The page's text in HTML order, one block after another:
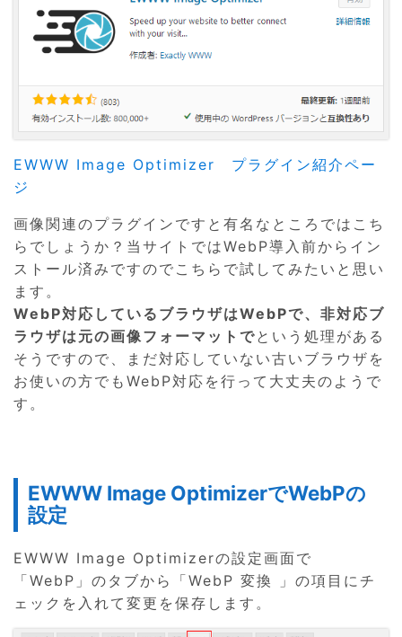
EWWW Image Optimizer プラグイン紹介ペー
ジ
画像関連のプラグインですと有名なところではこち
らでしょうか？当サイトではWebP導入前からイン
ストール済みですのでこちらで試してみたいと思い
ます。
WebP対応しているブラウザはWebPで、非対応ブ
ラウザは元の画像フォーマットでという処理がある
そうですので、まだ対応していない古いブラウザを
お使いの方でもWebP対応を行って大丈夫のようで
す。
EWWW Image OptimizerでWebPの
設定
EWWW Image Optimizerの設定画面で
「WebP」のタブから「WebP 変換 」の項目にチ
ェックを入れて変更を保存します。